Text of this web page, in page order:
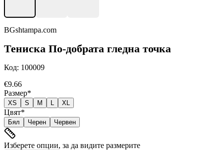
BGshtampa.com
Тениска По-добрата гледна точка
Код: 100009
€9.66
Размер*
XS S M L XL
Цвят*
Бял Черен Червен
Изберете опции, за да видите размерите